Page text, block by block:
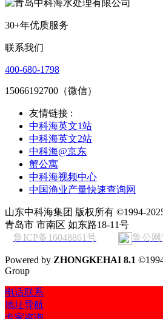
30+年优质服务
联系我们
400-680-1798
15066192700（微信）
友情链接 :
中科海英文1站
中科海英文2站
中科海@京东
蟹公寓
中科海视频中心
中国渔业产量快速查询网
山东中科海集团 版权所有 ©1994-
青岛市 市南区 如东路18-11号
鲁ICP备16048861号
鲁公网
Powered by ZHONGKEHAI 8.1
Group
电话联系
地址导航